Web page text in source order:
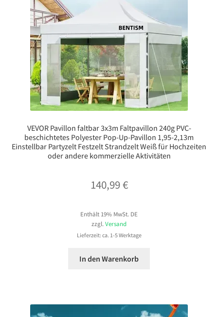
VEVOR Pavillon faltbar 3x3m Faltpavillon 240g PVC-
beschichtetes Polyester Pop-Up-Pavillon 1,95-2,13m
Einstellbar Partyzelt Festzelt Strandzelt Weiß für Hochzeiten
oder andere kommerzielle Aktivitäten
140,99€
Enthält 19% MwSt. DE
zzgl. Versand
Lieferzeit: ca. 1-5 Werktage
In den Warenkorb